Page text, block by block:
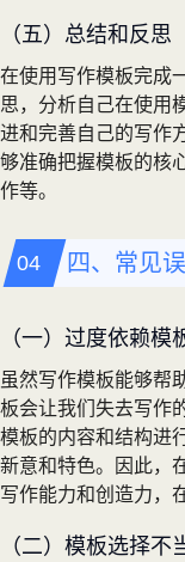
（五）总结和反思
在使用写作模板完成
思，分析自己在使用
进和完善自己的写作
够准确把握模板的核
作等。
四、常见
（一）过度依赖模
虽然写作模板能够帮
板会让我们失去写作
模板的内容和结构进
新意和特色。因此，
写作能力和创造力，
（二）模板选择不